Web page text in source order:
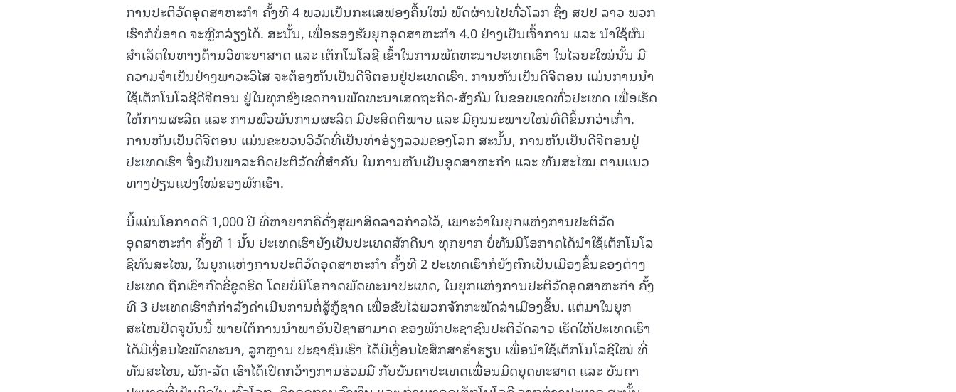
ການປະຕິວັດອຸດສາຫະກຳ ຄັ້ງທີ 4 ພວມເປັນກະແສຟອງຄື້ນໃໝ່ ພັດຜ່ານໄປທົ່ວໂລກ ຊຶ່ງ ສປປ ລາວ ພວກ
ເຮົາກໍບໍ່ອາດ ຈະຫຼີກລ່ຽງໄດ້. ສະນັ້ນ, ເພື່ອຮອງຮັບຍຸກອຸດສາຫະກຳ 4.0 ຢ່າງເປັນເຈົ້າການ ແລະ ນໍາໃຊ້ຜົນ
ສໍາເລັດໃນທາງດ້ານວິທະຍາສາດ ແລະ ເຕັກໂນໂລຊີ ເຂົ້າໃນການພັດທະນາປະເທດເຮົາ ໃນໄລຍະໃໝ່ນັ້ນ ມີ
ຄວາມຈໍາເປັນຢ່າງພາວະວິໄສ ຈະຕ້ອງຫັນເປັນດີຈີຕອນຢູ່ປະເທດເຮົາ. ການຫັນເປັນດີຈີຕອນ ແມ່ນການນຳ
ໃຊ້ເຕັກໂນໂລຊີດີຈີຕອນ ຢູ່ໃນທຸກຂົງເຂດການພັດທະນາເສດຖະກິດ-ສັງຄົມ ໃນຂອບເຂດທົ່ວປະເທດ ເພື່ອເຮັດ
ໃຫ້ການຜະລິດ ແລະ ການພົວພັນການຜະລິດ ມີປະສິດຕິພາບ ແລະ ມີຄຸນນະພາບໃໝ່ທີ່ດີຂຶ້ນກວ່າເກົ່າ.
ການຫັນເປັນດີຈີຕອນ ແມ່ນຂະບວນວິວັດທີ່ເປັນທ່າອ່ຽງລວມຂອງໂລກ ສະນັ້ນ, ການຫັນເປັນດີຈີຕອນຢູ່
ປະເທດເຮົາ ຈຶ່ງເປັນພາລະກິດປະຕິວັດທີ່ສໍາຄັນ ໃນການຫັນເປັນອຸດສາຫະກຳ ແລະ ທັນສະໄໝ ຕາມແນວ
ທາງປ່ຽນແປງໃໝ່ຂອງພັກເຮົາ.
ນີ້ແມ່ນໂອກາດດີ 1,000 ປີ ທີ່ຫາຍາກຄືດັ່ງສຸພາສິດລາວກ່າວໄວ້, ເພາະວ່າໃນຍຸກແຫ່ງການປະຕິວັດ
ອຸດສາຫະກຳ ຄັ້ງທີ 1 ນັ້ນ ປະເທດເຮົາຍັງເປັນປະເທດສັກດີນາ ທຸກຍາກ ບໍ່ທັນມີໂອກາດໄດ້ນໍາໃຊ້ເຕັກໂນໂລ
ຊີທັນສະໄໝ, ໃນຍຸກແຫ່ງການປະຕິວັດອຸດສາຫະກຳ ຄັ້ງທີ 2 ປະເທດເຮົາກໍຍັງຕົກເປັນເມືອງຂຶ້ນຂອງຕ່າງ
ປະເທດ ຖືກເຂົາກົດຂີ່ຂູດຮີດ ໂດຍບໍ່ມີໂອກາດພັດທະນາປະເທດ, ໃນຍຸກແຫ່ງການປະຕິວັດອຸດສາຫະກຳ ຄັ້ງ
ທີ 3 ປະເທດເຮົາກໍກຳລັງດຳເນີນການຕໍ່ສູ້ກູ້ຊາດ ເພື່ອຂັບໄລ່ພວກຈັກກະພັດລ່າເມືອງຂຶ້ນ. ແຕ່ມາໃນຍຸກ
ສະໄໝປັດຈຸບັນນີ້ ພາຍໃຕ້ການນໍາພາອັນປີຊາສາມາດ ຂອງພັກປະຊາຊົນປະຕິວັດລາວ ເຮັດໃຫ້ປະເທດເຮົາ
ໄດ້ມີເງື່ອນໄຂພັດທະນາ, ລູກຫຼານ ປະຊາຊົນເຮົາ ໄດ້ມີເງື່ອນໄຂສຶກສາຮໍ່າຮຽນ ເພື່ອນຳໃຊ້ເຕັກໂນໂລຊີໃໝ່ ທີ່
ທັນສະໄໝ, ພັກ-ລັດ ເຮົາໄດ້ເປີດກວ້າງການຮ່ວມມື ກັບບັນດາປະເທດເພື່ອນມິດຍຸດທະສາດ ແລະ ບັນດາ